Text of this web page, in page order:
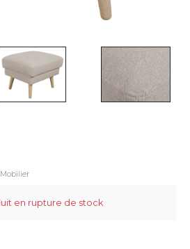
en rupture de stock